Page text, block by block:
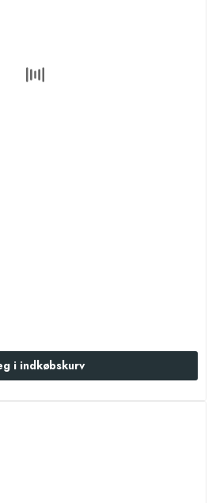
i indkøbskurv